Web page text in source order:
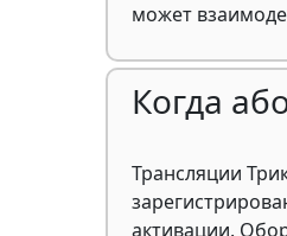
может
Когда
Трансляции
активации.